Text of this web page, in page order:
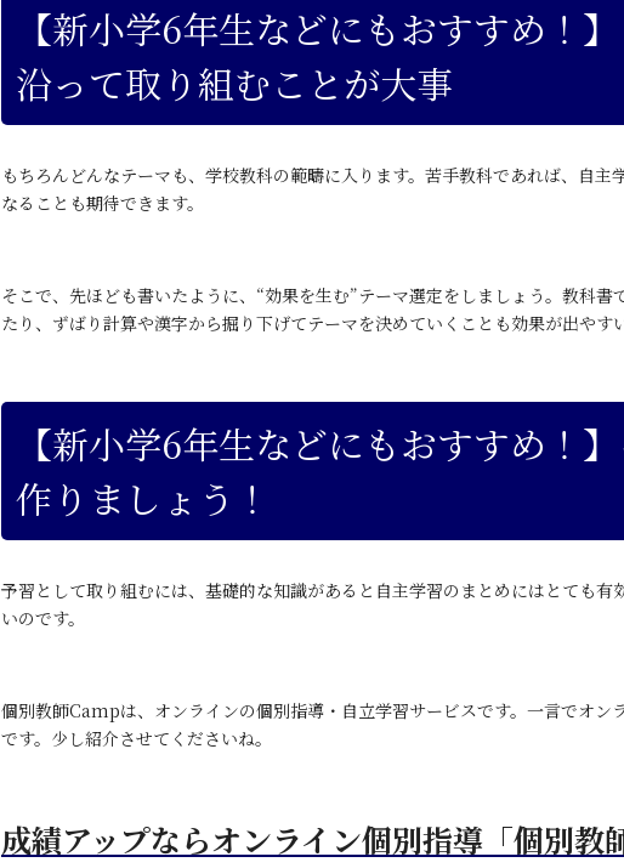
【新小学6年生などにもおすすめ！
沿って取り組むことが大事
もちろんどんなテーマも、学校教科の範疇に入ります。苦手教科であれば、自主
なることも期待できます。
そこで、先ほども書いたように、 “効果を生む”テーマ選定をしましょう。教科
たり、ずばり計算や漢字から掘り下げてテーマを決めていくことも効果が出やす
【新小学6年生などにもおすすめ！
作りましょう！
予習として取り組むには、基礎的な知識があると自主学習のまとめにはとても
いのです。
個別教師Campは、オンラインの個別指導・自立学習サービスです。一言でオン
です。少し紹介させてくださいね。
成績アップならオンライン個別指導「個別教